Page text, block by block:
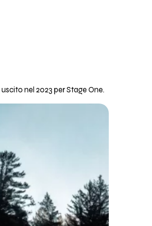
uscito nel 2023 per Stage One.